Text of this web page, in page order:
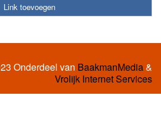
Link toevoegen
Onderdeel van BaakmanMedia&
Vrolijk Internet Services